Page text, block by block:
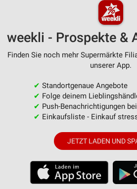
weekli - Prospekte &
Finden Sie noch mehr Supermärkte
unserer App.
✔ Standortgenaue Angebote
✔ Folge deinem
✔ Push-Benachrichtigungen
✔ Einkaufsliste - Einkauf
JETZT LADEN UND